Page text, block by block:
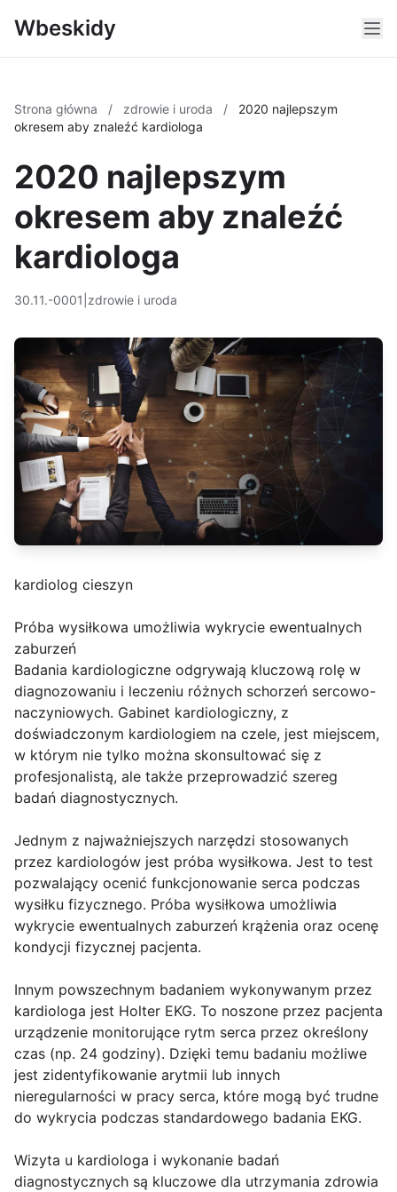
Wbeskidy
Strona główna / zdrowie i uroda /
2020 najlepszym
okresem aby znaleźć kardiologa
2020 najlepszym
okresem aby znaleźć
kardiologa
30.11.-0001 zdrowie i uroda
kardiolog cieszyn
Próba wysiłkowa umożliwia wykrycie ewentualnych
zaburzeń
Badania kardiologiczne odgrywają kluczową rolę w
diagnozowaniu i leczeniu różnych schorzeń sercowo-
naczyniowych. Gabinet kardiologiczny, z
doświadczonym kardiologiem na czele, jest miejscem,
w którym nie tylko można skonsultować się z
profesjonalistą, ale także przeprowadzić szereg
badań diagnostycznych.
Jednym z najważniejszych narzędzi stosowanych
przez kardiologów jest próba wysiłkowa. Jest to test
pozwalający ocenić funkcjonowanie serca podczas
wysiłku fizycznego. Próba wysiłkowa umożliwia
wykrycie ewentualnych zaburzeń krążenia oraz ocenę
kondycji fizycznej pacjenta.
Innym powszechnym badaniem wykonywanym przez
kardiologa jest Holter EKG. To noszone przez pacjenta
urządzenie monitorujące rytm serca przez określony
czas (np. 24 godziny). Dzięki temu badaniu możliwe
jest zidentyfikowanie arytmii lub innych
nieregularności w pracy serca, które mogą być trudne
do wykrycia podczas standardowego badania EKG.
Wizyta u kardiologa i wykonanie badań
diagnostycznych są kluczowe dla utrzymania zdrowia